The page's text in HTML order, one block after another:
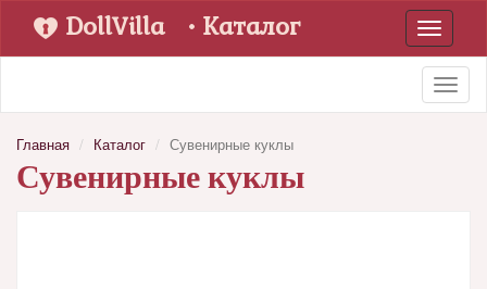
Toggle
DollVilla • Каталог
Главная Каталог Сувенирные куклы
Сувенирные куклы